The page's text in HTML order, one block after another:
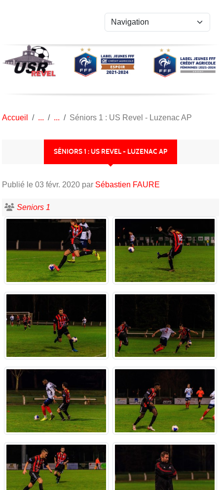
Accueil Séniors 1 : US Revel - Luzenac AP
SÉNIORS 1 : US REVEL - LUZENAC AP
Publié le 03 févr. 2020 par Sébastien FAURE
Seniors 1